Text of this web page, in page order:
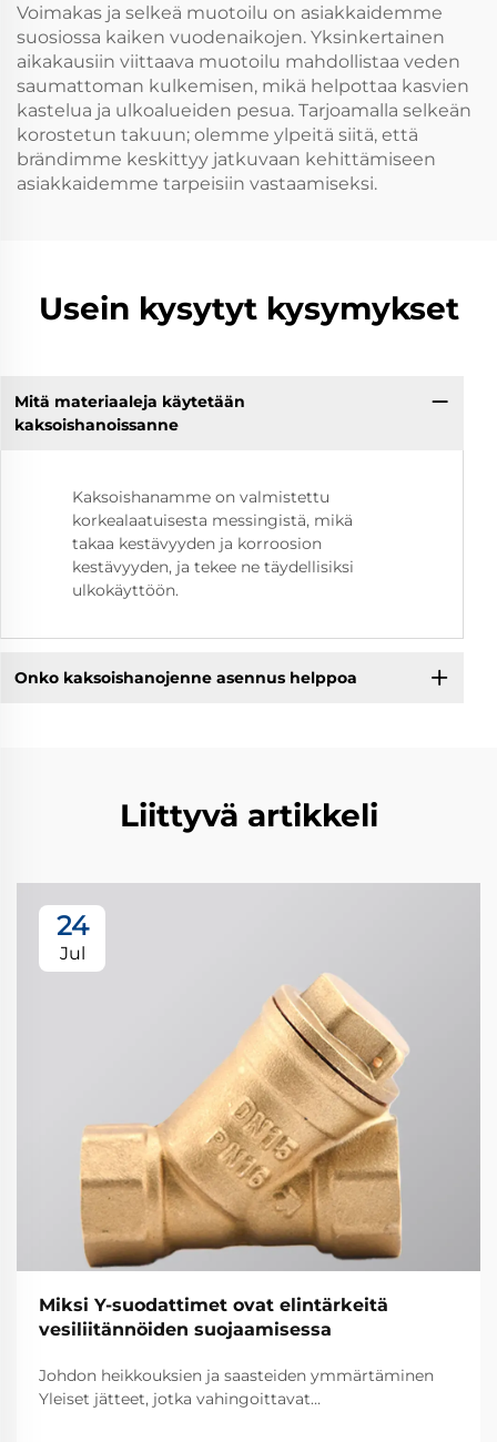
Voimakas ja selkeä muotoilu on asiakkaidemme
suosiossa kaiken vuodenaikojen. Yksinkertainen
aikakausiin viittaava muotoilu mahdollistaa veden
saumattoman kulkemisen, mikä helpottaa kasvien
kastelua ja ulkoalueiden pesua. Tarjoamalla selkeän
korostetun takuun; olemme ylpeitä siitä, että
brändimme keskittyy jatkuvaan kehittämiseen
asiakkaidemme tarpeisiin vastaamiseksi.
Usein kysytyt kysymykset
Mitä materiaaleja käytetään
kaksoishanoissanne
Kaksoishanamme on valmistettu
korkealaatuisesta messingistä, mikä
takaa kestävyyden ja korroosion
kestävyyden, ja tekee ne täydellisiksi
ulkokäyttöön.
Onko kaksoishanojenne asennus helppoa
Liittyvä artikkeli
24
Jul
Miksi Y-suodattimet ovat elintärkeitä
vesiliitännöiden suojaamisessa
Johdon heikkouksien ja saasteiden ymmärtäminen
Yleiset jätteet, jotka vahingoittavat